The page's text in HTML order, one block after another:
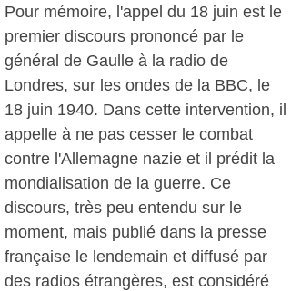
Pour mémoire, l'appel du 18 juin est le
premier discours prononcé par le
général de Gaulle à la radio de
Londres, sur les ondes de la BBC, le
18 juin 1940. Dans cette intervention, il
appelle à ne pas cesser le combat
contre l'Allemagne nazie et il prédit la
mondialisation de la guerre. Ce
discours, très peu entendu sur le
moment, mais publié dans la presse
française le lendemain et diffusé par
des radios étrangères, est considéré